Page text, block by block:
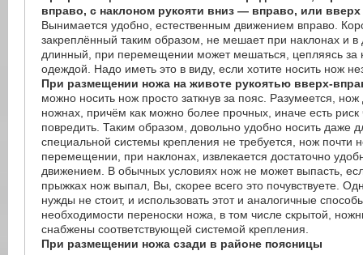
вправо, с наклоном рукояти вниз — вправо, или
Вынимается удобно, естественным движением вправо.
закреплённый таким образом, не мешает при наклонах и в
длинный, при перемещении может мешаться, цепляясь за
одеждой. Надо иметь это в виду, если хотите носить нож
При размещении ножа на животе рукоятью вверх-
можно носить нож просто заткнув за пояс. Разумеется,
ножнах, причём как можно более прочных, иначе есть риск
повредить. Таким образом, довольно удобно носить даже
специальной системы крепления не требуется, нож почти
перемещении, при наклонах, извлекается достаточно
движением. В обычных условиях нож не может выпасть,
прыжках нож выпал, Вы, скорее всего это почувствуете.
нужды не стоит, и использовать этот и аналогичные
необходимости переноски ножа, в том числе скрытой,
снабжены соответствующей системой крепления.
При размещении ножа сзади в районе поясницы